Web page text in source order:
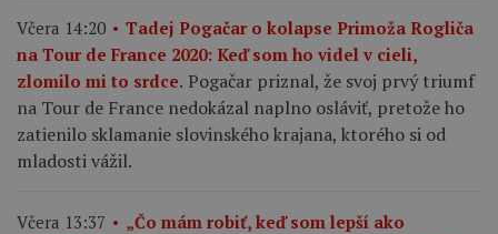
Včera 14:20
Tadej Pogačar o kolapse Primoža Rogliča
na Tour de France 2020: Keď som ho videl v cieli,
zlomilo mi to srdce. Pogačar priznal, že svoj prvý triumf
na Tour de France nedokázal naplno osláviť, pretože ho
zatienilo sklamanie slovinského krajana, ktorého si od
mladosti vážil.
Včera 13:37
„Čo mám robiť, keď som lepší ako